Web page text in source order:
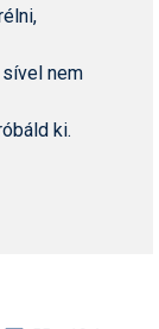
nem
ki.